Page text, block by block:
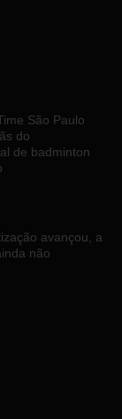
São Paulo
do
de badminton
avançou, a
não